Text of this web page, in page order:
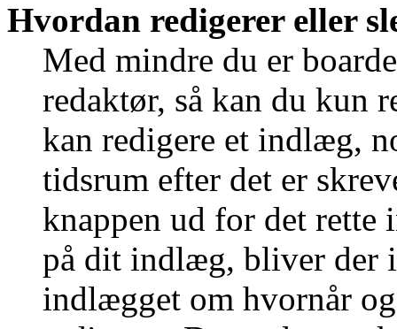
Hvordan redigerer eller
Med mindre du er
redaktør, så kan du kun
kan redigere et indlæg,
tidsrum efter det er
knappen ud for det rette
på dit indlæg, bliver der
indlægget om hvornår